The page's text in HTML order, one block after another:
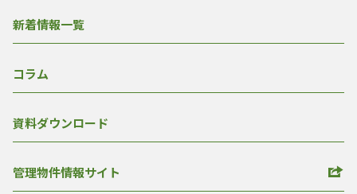
新着情報一覧
コラム
資料ダウンロード
管理物件情報サイト